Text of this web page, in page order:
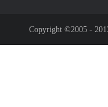
Copyright ©2005 -